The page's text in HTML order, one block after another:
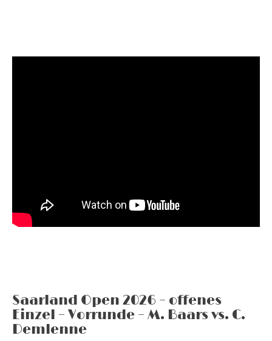
Saarland Open 2026 – offenes
Einzel – Vorrunde – M. Baars vs. C.
Demlenne